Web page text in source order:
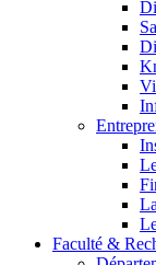
Faculté &